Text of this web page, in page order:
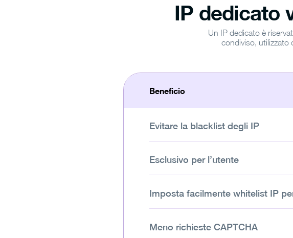
IP dedicato
Un IP dedicato è
condiviso, utilizzato
Beneficio
Evitare la blacklist degli IP
Esclusivo per l’utente
Imposta facilmente whitelist IP
Meno richieste CAPTCHA